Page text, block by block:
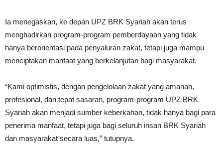
Ia menegaskan, ke depan UPZ BRK Syariah akan terus
menghadirkan program-program pemberdayaan yang tidak
hanya berorientasi pada penyaluran zakat, tetapi juga mampu
menciptakan manfaat yang berkelanjutan bagi masyarakat.
“Kami optimistis, dengan pengelolaan zakat yang amanah,
profesional, dan tepat sasaran, program-program UPZ BRK
Syariah akan menjadi sumber keberkahan, tidak hanya bagi para
penerima manfaat, tetapi juga bagi seluruh insan BRK Syariah
dan masyarakat secara luas,” tutupnya.